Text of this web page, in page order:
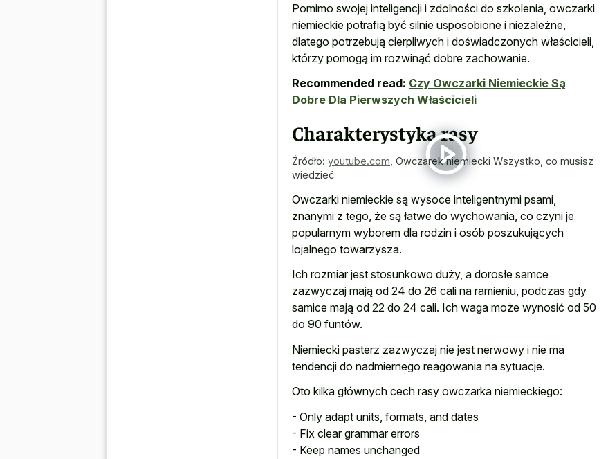
Pomimo swojej inteligencji i zdolności do szkolenia, owczarki
niemieckie potrafią być silnie usposobione i niezależne,
dlatego potrzebują cierpliwych i doświadczonych właścicieli,
którzy pomogą im rozwinąć dobre zachowanie.
Recommended read: Czy Owczarki Niemieckie Są
Dobre Dla Pierwszych Właścicieli
Charakterystyka rasy
Źródło: youtube.com Owczarek niemiecki Wszystko, co musisz
wiedzieć
Owczarki niemieckie są wysoce inteligentnymi psami,
znanymi z tego, że są łatwe do wychowania, co czyni je
popularnym wyborem dla rodzin i osób poszukujących
lojalnego towarzysza.
Ich rozmiar jest stosunkowo duży, a dorosłe samce
zazwyczaj mają od 24 do 26 cali na ramieniu, podczas gdy
samice mają od 22 do 24 cali. Ich waga może wynosić od 50
do 90 funtów.
Niemiecki pasterz zazwyczaj nie jest nerwowy i nie ma
tendencji do nadmiernego reagowania na sytuacje.
Oto kilka głównych cech rasy owczarka niemieckiego:
- Only adapt units, formats, and dates
- Fix clear grammar errors
- Keep names unchanged